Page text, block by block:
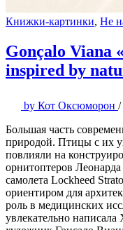
Книжки-картинки, Не
Gonçalo Viana
inspired by
by Кот Оксюморон /
Большая часть
природой. Птицы с их
повлияли на
орнитоптеров
самолета Lockheed
ориентиром для
роль в медицинских
увлекательно